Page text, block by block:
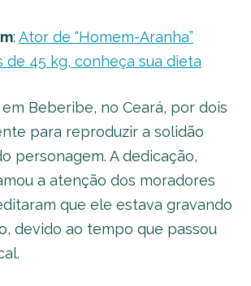
: Ator de “Homem-Aranha”
de 45 kg, conheça sua dieta
Beberibe, no Ceará, por dois
para reproduzir a solidão
personagem. A dedicação,
a atenção dos moradores
que ele estava gravando
devido ao tempo que passou